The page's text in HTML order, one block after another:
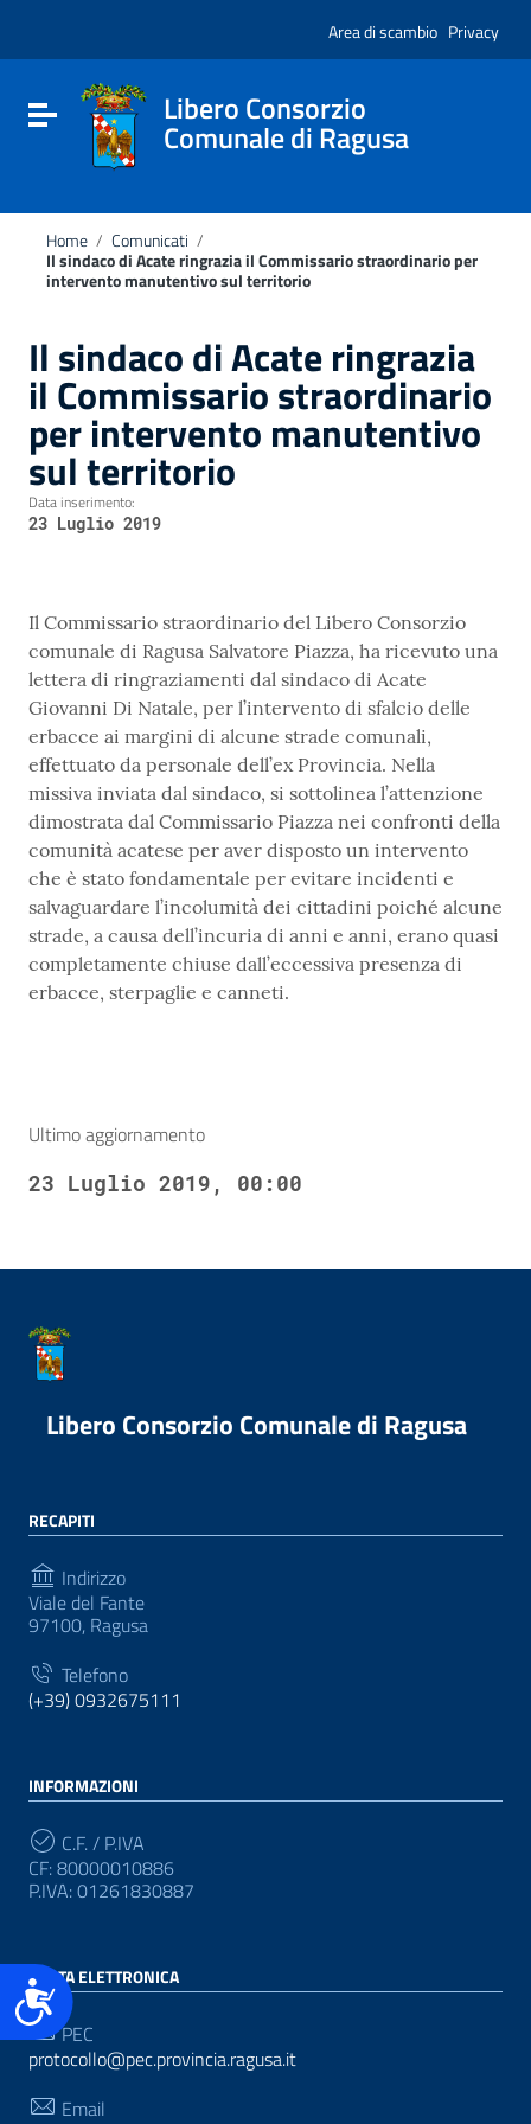
sito
include
Accessibilità
Vai al footer
Area di scambio Privacy
Attiva / disattiva la navigazione
Libero Consorzio
Comunale di Ragusa
Home / Comunicati /
Il sindaco di Acate ringrazia il Commissario straordinario per
intervento manutentivo sul territorio
Il sindaco di Acate ringrazia
il Commissario straordinario
per intervento manutentivo
sul territorio
Data inserimento:
23 Luglio 2019
Il Commissario straordinario del Libero Consorzio
comunale di Ragusa Salvatore Piazza, ha ricevuto una
lettera di ringraziamenti dal sindaco di Acate
Giovanni Di Natale, per l’intervento di sfalcio delle
erbacce ai margini di alcune strade comunali,
effettuato da personale dell’ex Provincia. Nella
missiva inviata dal sindaco, si sottolinea l’attenzione
dimostrata dal Commissario Piazza nei confronti della
comunità acatese per aver disposto un intervento
che è stato fondamentale per evitare incidenti e
salvaguardare l’incolumità dei cittadini poiché alcune
strade, a causa dell’incuria di anni e anni, erano quasi
completamente chiuse dall’eccessiva presenza di
erbacce, sterpaglie e canneti.
Ultimo aggiornamento
23 Luglio 2019, 00:00
Libero Consorzio Comunale di Ragusa
RECAPITI
Indirizzo
Viale del Fante
97100, Ragusa
Telefono
(+39) 0932675111
INFORMAZIONI
C.F. / P.IVA
CF: 80000010886
P.IVA: 01261830887
POSTA ELETTRONICA
PEC
protocollo@pec.provincia.ragusa.it
Email